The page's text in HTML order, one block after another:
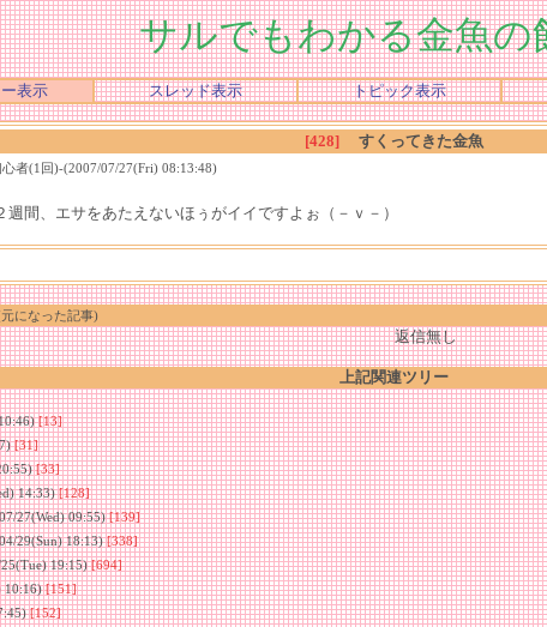
サルでもわかる金魚の
表示 スレッド表示 トピック表示
[428]
すくってきた金魚
者(1回)-(2007/07/27(Fri) 08:13:48)
間、エサをあたえないほぅがイイですよぉ（－ｖ－）
になった記事)
返信無し
上記関連ツリー
[13]
[31]
[33]
14:33)[128]
27(Wed) 09:55)[139]
29(Sun) 18:13)[338]
19:15)[694]
10:16)[151]
[152]